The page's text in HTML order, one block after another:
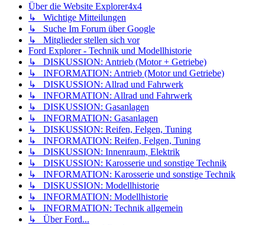
Über die Website Explorer4x4
↳ Wichtige Mitteilungen
↳ Suche Im Forum über Google
↳ Mitglieder stellen sich vor
Ford Explorer - Technik und Modellhistorie
↳ DISKUSSION: Antrieb (Motor + Getriebe)
↳ INFORMATION: Antrieb (Motor und Getriebe)
↳ DISKUSSION: Allrad und Fahrwerk
↳ INFORMATION: Allrad und Fahrwerk
↳ DISKUSSION: Gasanlagen
↳ INFORMATION: Gasanlagen
↳ DISKUSSION: Reifen, Felgen, Tuning
↳ INFORMATION: Reifen, Felgen, Tuning
↳ DISKUSSION: Innenraum, Elektrik
↳ DISKUSSION: Karosserie und sonstige Technik
↳ INFORMATION: Karosserie und sonstige Technik
↳ DISKUSSION: Modellhistorie
↳ INFORMATION: Modellhistorie
↳ INFORMATION: Technik allgemein
↳ Über Ford...